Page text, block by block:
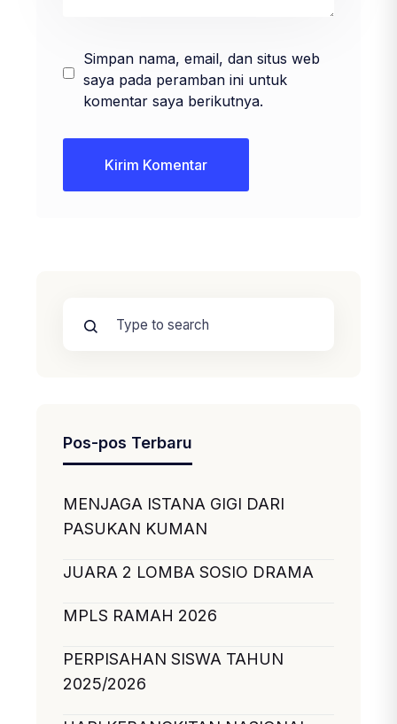
Simpan nama, email, dan situs web
saya pada peramban ini untuk
komentar saya berikutnya.
Pos-pos Terbaru
MENJAGA ISTANA GIGI DARI
PASUKAN KUMAN
JUARA 2 LOMBA SOSIO DRAMA
MPLS RAMAH 2026
PERPISAHAN SISWA TAHUN
2025/2026